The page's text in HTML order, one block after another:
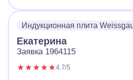
Индукционная плита
Екатерина
Заявка 1964115
4.7/5